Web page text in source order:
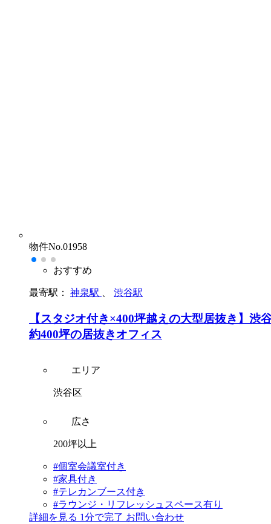
物件No.01958
おすすめ
最寄駅： 神泉駅 渋谷駅
【スタジオ付き×400坪越えの大型居抜き】渋
約400坪の居抜きオフィス
エリア
渋谷区
広さ
200坪以上
#個室会議室付き
#家具付き
#テレカンブース付き
#ラウンジ・リフレッシュスペース有り
詳細を見る 1分で完了 お問い合わせ